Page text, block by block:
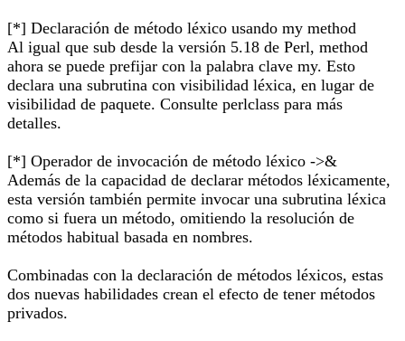
[*] Declaración de método léxico usando my method
Al igual que sub desde la versión 5.18 de Perl, method
ahora se puede prefijar con la palabra clave my. Esto
declara una subrutina con visibilidad léxica, en lugar de
visibilidad de paquete. Consulte perlclass para más
detalles.
[*] Operador de invocación de método léxico ->&
Además de la capacidad de declarar métodos léxicamente,
esta versión también permite invocar una subrutina léxica
como si fuera un método, omitiendo la resolución de
métodos habitual basada en nombres.
Combinadas con la declaración de métodos léxicos, estas
dos nuevas habilidades crean el efecto de tener métodos
privados.